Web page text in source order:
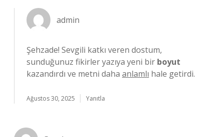
admin
Şehzade! Sevgili katkı veren dostum,
sunduğunuz fikirler yazıya yeni bir boyut
kazandırdı ve metni daha anlamlı hale getirdi.
Ağustos 30, 2025 Yanıtla